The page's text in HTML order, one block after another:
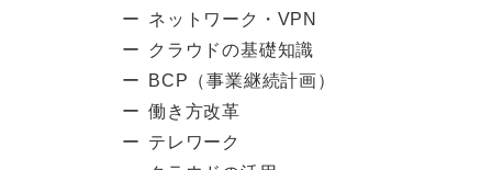
ネットワーク・VPN
クラウドの基礎知識
BCP（事業継続計画）
働き方改革
テレワーク